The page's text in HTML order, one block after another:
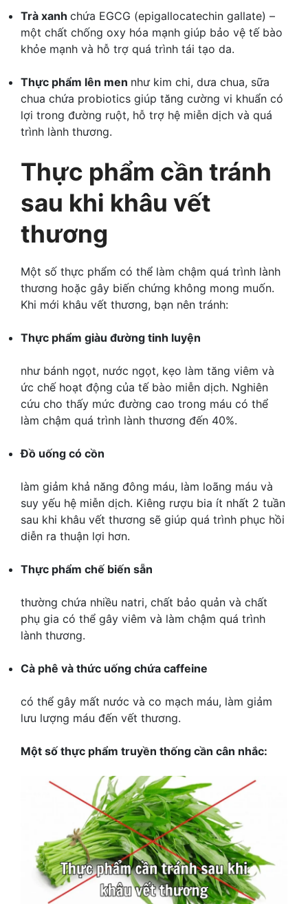
Trà xanh chứa EGCG (epigallocatechin gallate) –
một chất chống oxy hóa mạnh giúp bảo vệ tế bào
khỏe mạnh và hỗ trợ quá trình tái tạo da.
Thực phẩm lên men như kim chi, dưa chua, sữa
chua chứa probiotics giúp tăng cường vi khuẩn có
lợi trong đường ruột, hỗ trợ hệ miễn dịch và quá
trình lành thương.
Thực phẩm cần tránh
sau khi khâu vết
thương
Một số thực phẩm có thể làm chậm quá trình lành
thương hoặc gây biến chứng không mong muốn.
Khi mới khâu vết thương, bạn nên tránh:
Thực phẩm giàu đường tinh luyện
như bánh ngọt, nước ngọt, kẹo làm tăng viêm và
ức chế hoạt động của tế bào miễn dịch. Nghiên
cứu cho thấy mức đường cao trong máu có thể
làm chậm quá trình lành thương đến 40%.
Đồ uống có cồn
làm giảm khả năng đông máu, làm loãng máu và
suy yếu hệ miễn dịch. Kiêng rượu bia ít nhất 2 tuần
sau khi khâu vết thương sẽ giúp quá trình phục hồi
diễn ra thuận lợi hơn.
Thực phẩm chế biến sẵn
thường chứa nhiều natri, chất bảo quản và chất
phụ gia có thể gây viêm và làm chậm quá trình
lành thương.
Cà phê và thức uống chứa caffeine
có thể gây mất nước và co mạch máu, làm giảm
lưu lượng máu đến vết thương.
Một số thực phẩm truyền thống cần cân nhắc: